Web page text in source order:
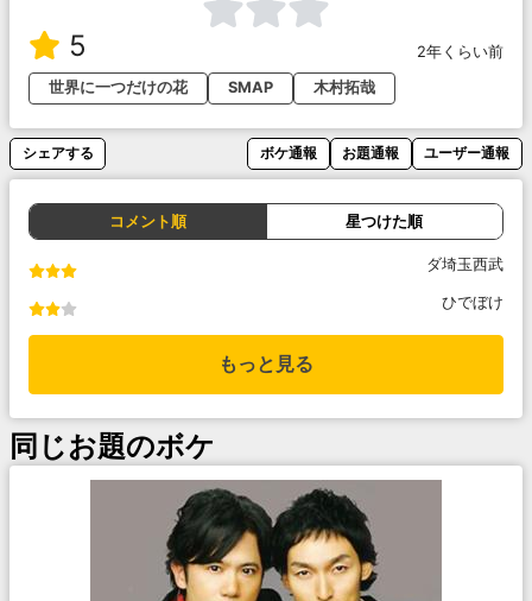
5
2年くらい前
世界に一つだけの花
SMAP 木村拓哉
シェアする ボケ通報 お題通報 ユーザー通報
コメント順 星つけた順
ダ埼玉西武
ひでぼけ
もっと見る
同じお題のボケ